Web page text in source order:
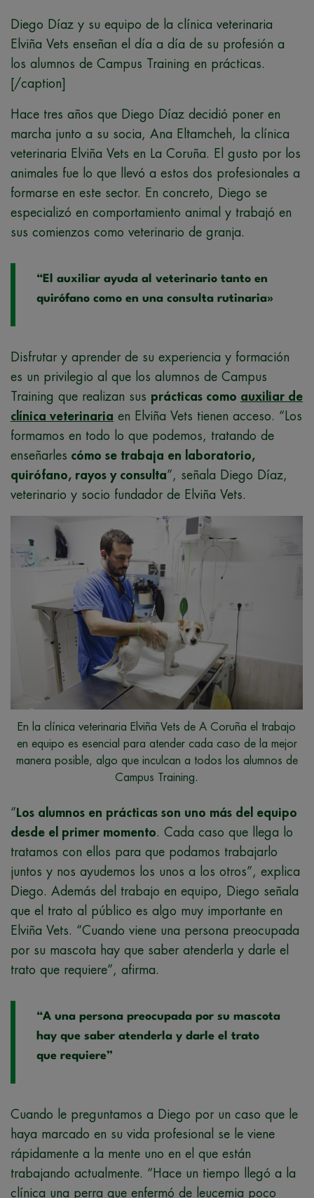
Diego Díaz y su equipo de la clínica veterinaria
Elviña Vets enseñan el día a día de su profesión a
los alumnos de Campus Training en prácticas.
[/caption]
Hace tres años que Diego Díaz decidió poner en
marcha junto a su socia, Ana Eltamcheh, la clínica
veterinaria Elviña Vets en La Coruña. El gusto por los
animales fue lo que llevó a estos dos profesionales a
formarse en este sector. En concreto, Diego se
especializó en comportamiento animal y trabajó en
sus comienzos como veterinario de granja.
“El auxiliar ayuda al veterinario tanto en
quirófano como en una consulta rutinaria»
Disfrutar y aprender de su experiencia y formación
es un privilegio al que los alumnos de Campus
Training que realizan sus prácticas como auxiliar de
clínica veterinaria en Elviña Vets tienen acceso. “Los
formamos en todo lo que podemos, tratando de
enseñarles cómo se trabaja en laboratorio,
quirófano, rayos y consulta”, señala Diego Díaz,
veterinario y socio fundador de Elviña Vets.
En la clínica veterinaria Elviña Vets de A Coruña el trabajo
en equipo es esencial para atender cada caso de la mejor
manera posible, algo que inculcan a todos los alumnos de
Campus Training.
“ Los alumnos en prácticas son uno más del equipo
desde el primer momento. Cada caso que llega lo
tratamos con ellos para que podamos trabajarlo
juntos y nos ayudemos los unos a los otros”, explica
Diego. Además del trabajo en equipo, Diego señala
que el trato al público es algo muy importante en
Elviña Vets. “Cuando viene una persona preocupada
por su mascota hay que saber atenderla y darle el
trato que requiere”, afirma.
“A una persona preocupada por su mascota
hay que saber atenderla y darle el trato
que requiere”
Cuando le preguntamos a Diego por un caso que le
haya marcado en su vida profesional se le viene
rápidamente a la mente uno en el que están
trabajando actualmente. “Hace un tiempo llegó a la
clínica una perra que enfermó de leucemia poco